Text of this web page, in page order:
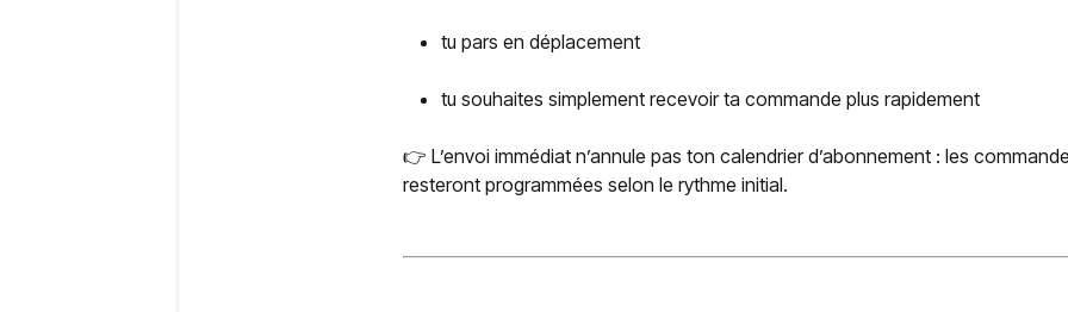
tu pars en déplacement
tu souhaites simplement recevoir ta commande plus rapidement
👉 L’envoi immédiat n’annule pas ton calendrier d’abonnement : les
resteront programmées selon le rythme initial.